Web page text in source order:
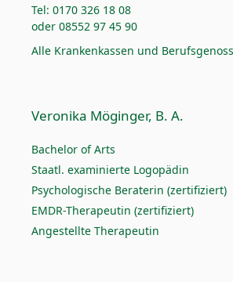
Tel: 0170 326 18 08
oder 08552 97 45 90
Alle Krankenkassen und
Veronika Möginger, B. A.
Bachelor of Arts
Staatl. examinierte Logopädin
Psychologische Beraterin (zertifiziert)
EMDR-Therapeutin (zertifiziert)
Angestellte Therapeutin